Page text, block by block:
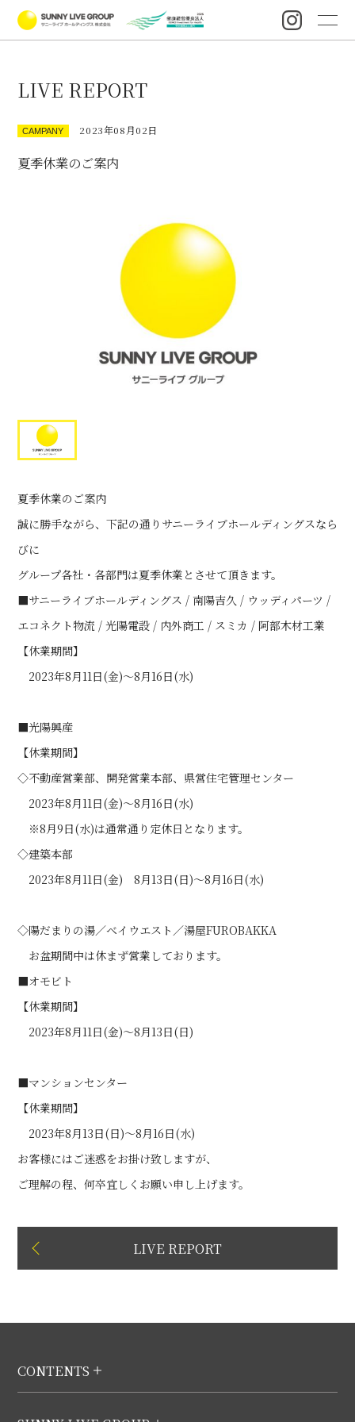
LIVE REPORT
CAMPANY 2023年08月02日
夏季休業のご案内
夏季休業のご案内
誠に勝手ながら、下記の通りサニーライブホールディングスなら
びに
グループ各社・各部門は夏季休業とさせて頂きます。
■サニーライブホールディングス / 南陽吉久 / ウッディパーツ /
エコネクト物流 / 光陽電設 / 内外商工 / スミカ / 阿部木材工業
【休業期間】
2023年8月11日(金)～8月16日(水)
■光陽興産
【休業期間】
◇不動産営業部、開発営業本部、県営住宅管理センター
2023年8月11日(金)～8月16日(水)
※8月9日(水)は通常通り定休日となります。
◇建築本部
2023年8月11日(金) 8月13日(日)～8月16日(水)
◇陽だまりの湯／ベイウエスト／湯屋FUROBAKKA
お盆期間中は休まず営業しております。
■オモビト
【休業期間】
2023年8月11日(金)～8月13日(日)
■マンションセンター
【休業期間】
2023年8月13日(日)～8月16日(水)
お客様にはご迷惑をお掛け致しますが、
ご理解の程、何卒宜しくお願い申し上げます。
LIVE REPORT
CONTENTS